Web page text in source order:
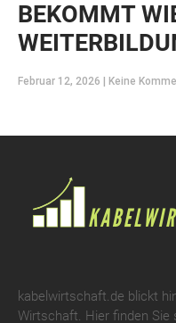
BEKOMMT
Februar 12, 2026 Keine
kabelwirtschaft.de blickt
Wirtschaft. Hier finden Sie